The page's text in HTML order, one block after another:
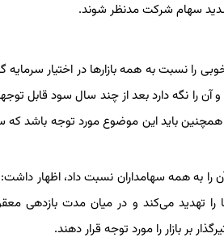
سهام شرکت مدنظر شوند.
را نسبت به همه بازارها در اختیار
را نگه دارد بعد از چند سال سود قابل
باید این موضوع مورد توجه باشد
به همه سهامداران نسبت داد، اظهار
تهدید می‌کند و در میان مدت بازدهی
بر بازار را مورد توجه قرار دهند.